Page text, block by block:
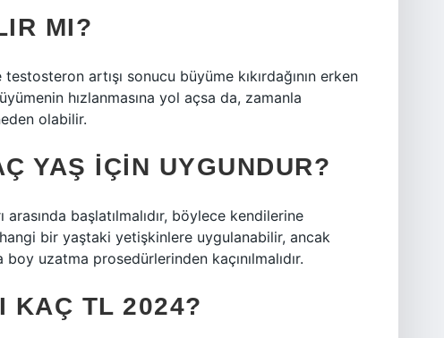
MI?
artışı sonucu büyüme kıkırdağının erken
hızlanmasına yol açsa da, zamanla
olabilir.
YAŞ IÇIN UYGUNDUR?
başlatılmalıdır, böylece kendilerine
bir yaştaki yetişkinlere uygulanabilir, ancak
uzatma prosedürlerinden kaçınılmalıdır.
KAÇ TL 2024?